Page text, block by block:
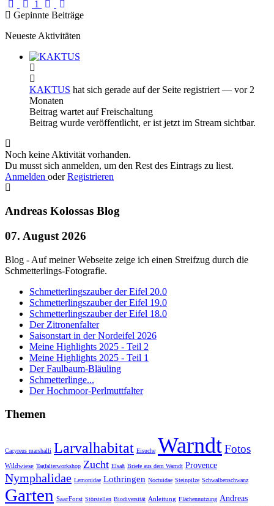
First Page
Previous Page
1 Next Page
Gepinnte Beiträge
Neueste Aktivitäten
KAKTUS hat sich gerade auf der Seite registriert — vor 2
Monaten
Beitrag wartet auf Freischaltung
Beitrag wurde veröffentlicht, er ist jetzt im Stream sichtbar.
Noch keine Aktivität vorhanden.
Du musst sich anmelden, um den Rest des Eintrags zu liest.
Anmelden oderRegistrieren
Andreas Kolossas Blog
07. August 2026
Blog - Auf meiner Webseite zeige ich einen Streifzug durch die
Schmetterlings-Fotografie.
Schmetterlingszauber der Eifel 20.0
Schmetterlingszauber der Eifel 19.0
Schmetterlingszauber der Eifel 18.0
Der Zitronenfalter
Saisonstart in der Nordeifel 2026
Meine Highlights 2025 - Teil 2
Meine Highlights 2025 - Teil 1
Der Faulbaum-Bläuling
Schmetterlinge...
Der Hochmoor-Perlmuttfalter
Themen
Cacyreus marshalli Larvalhabitat Eisuche WarndtFotos
Wildwiese Tagfalterworkshop Zucht Elsaß Briefe aus dem Warndt Provence
Nymphalidae Lemonidae Lothringen Noctuidae Steinpilze Schwalbenschwanz
Garten SaarForst Störstellen Biodiversität Anleitung Flächennutzung Andreas